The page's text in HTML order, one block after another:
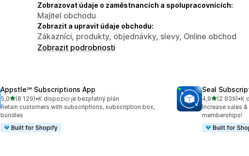
Zobrazovat údaje o zaměstnancích a spolupracovnících:
Majitel obchodu
Zobrazit a upravit údaje obchodu:
Zákazníci, produkty, objednávky, slevy, Online obchod
Zobrazit podrobnosti
Appstle℠ Subscriptions App
5,0z 5 hvězd
(8 129)
Celkový počet recenzí: 8129
•K dispozici je bezplatný plán
Retain customers with subscriptions, subscription box,
bundles
Built for Shopify
Seal
4,9z 5 hvězd
(2 939)
Celkový počet
•K
Increase sales
memberships!
Built for